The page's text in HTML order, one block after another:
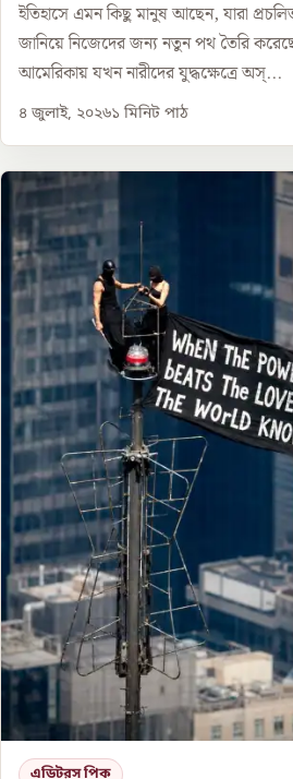
ইতিহাসে এমন কিছু মানুষ আছেন, যারা
জানিয়ে নিজেদের জন্য নতুন পথ তৈরি
আমেরিকায় যখন নারীদের যুদ্ধক্ষেত্রে অস্...
৪ জুলাই, ২০২৬১ মিনিট পাঠ
এডিটরস পিক